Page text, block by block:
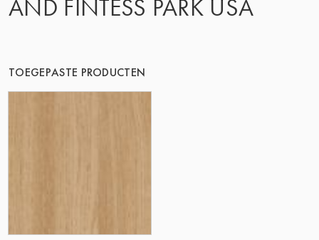
AND FINTESS PARK USA
TOEGEPASTE PRODUCTEN